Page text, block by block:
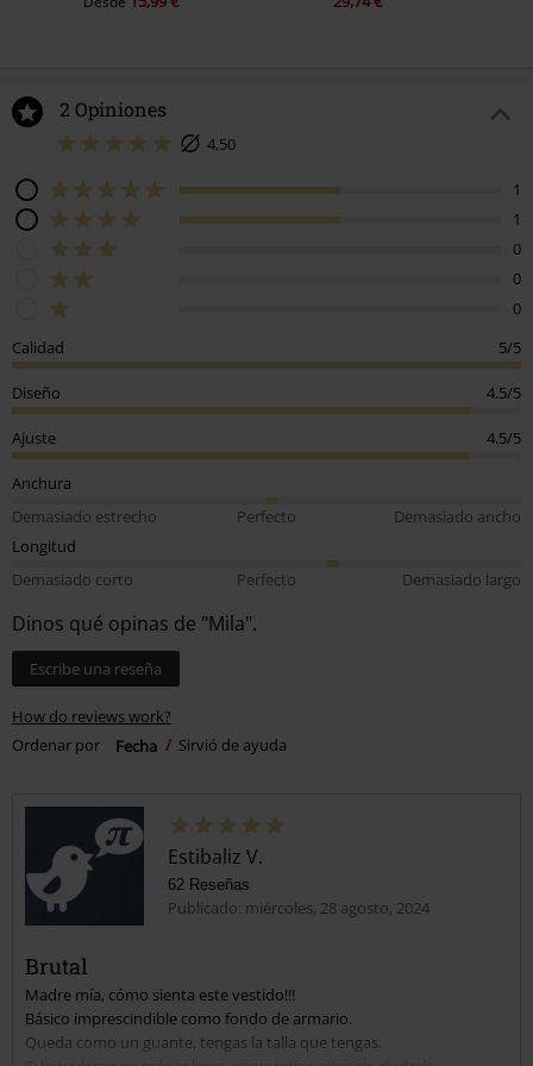
2 Opiniones
4,50
1
1
0
0
0
Calidad
5/5
Diseño 4.5/5
Ajuste 4.5/5
Anchura
Demasiado estrecho
Perfecto
Demasiado ancho
Longitud
Demasiado corto
Perfecto Demasiado largo
Dinos qué opinas de "Mila".
Escribe una reseña
How do reviews work?
Ordenar por
Fecha Sirvió de ayuda
Estibaliz V.
62 Reseñas
Publicado: miércoles, 28 agosto, 2024
Brutal
Madre mía, cómo sienta este vestido!!!
Básico imprescindible como fondo de armario.
Queda como un guante, tengas la talla que tengas.